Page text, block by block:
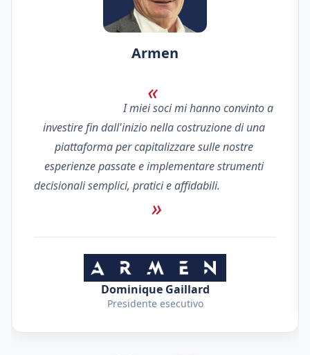
Armen
                                I miei soci mi hanno convinto a
investire fin dall'inizio nella costruzione di una
piattaforma per capitalizzare sulle nostre
esperienze passate e implementare strumenti
Dominique Gaillard
Presidente esecutivo